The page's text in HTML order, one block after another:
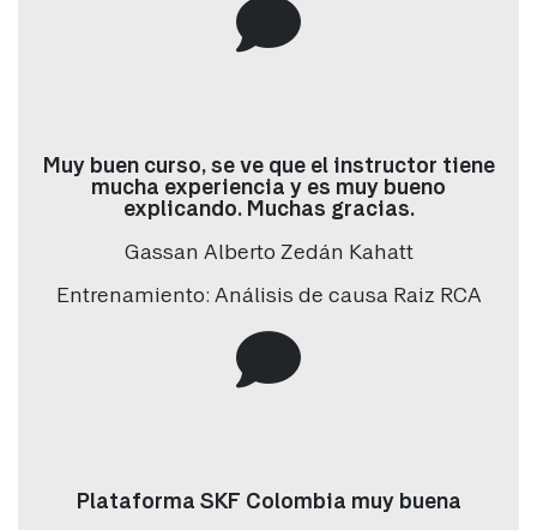
País*
Muy buen curso, se ve que el instructor tiene
mucha experiencia y es muy bueno
explicando. Muchas gracias.
Gassan Alberto Zedán Kahatt
Entrenamiento: Análisis de causa Raiz RCA
Plataforma SKF Colombia muy buena